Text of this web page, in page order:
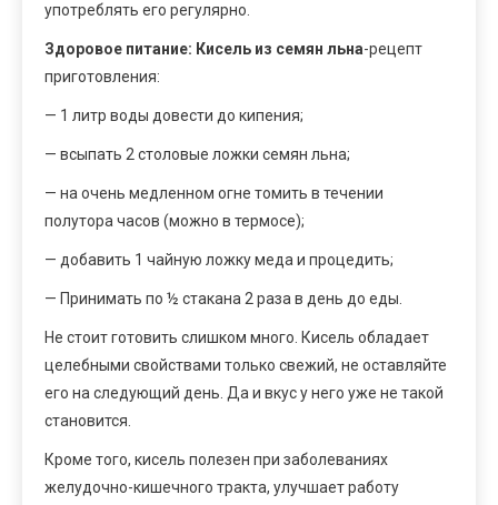
употреблять его регулярно.
Здоровое питание: Кисель из семян льна-рецепт
приготовления:
— 1 литр воды довести до кипения;
— всыпать 2 столовые ложки семян льна;
— на очень медленном огне томить в течении
полутора часов (можно в термосе);
— добавить 1 чайную ложку меда и процедить;
— Принимать по ½ стакана 2 раза в день до еды.
Не стоит готовить слишком много. Кисель обладает
целебными свойствами только свежий, не оставляйте
его на следующий день. Да и вкус у него уже не такой
становится.
Кроме того, кисель полезен при заболеваниях
желудочно-кишечного тракта, улучшает работу